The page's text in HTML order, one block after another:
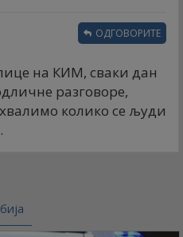
на КИМ, сваки дан
разговоре,
колико се људи
ОДГОВОРИТЕ